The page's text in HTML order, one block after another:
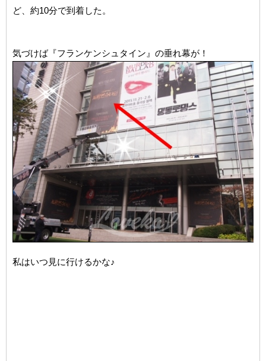
ど、約10分で到着した。
気づけば『フランケンシュタイン』の垂れ幕が！
私はいつ見に行けるかな♪